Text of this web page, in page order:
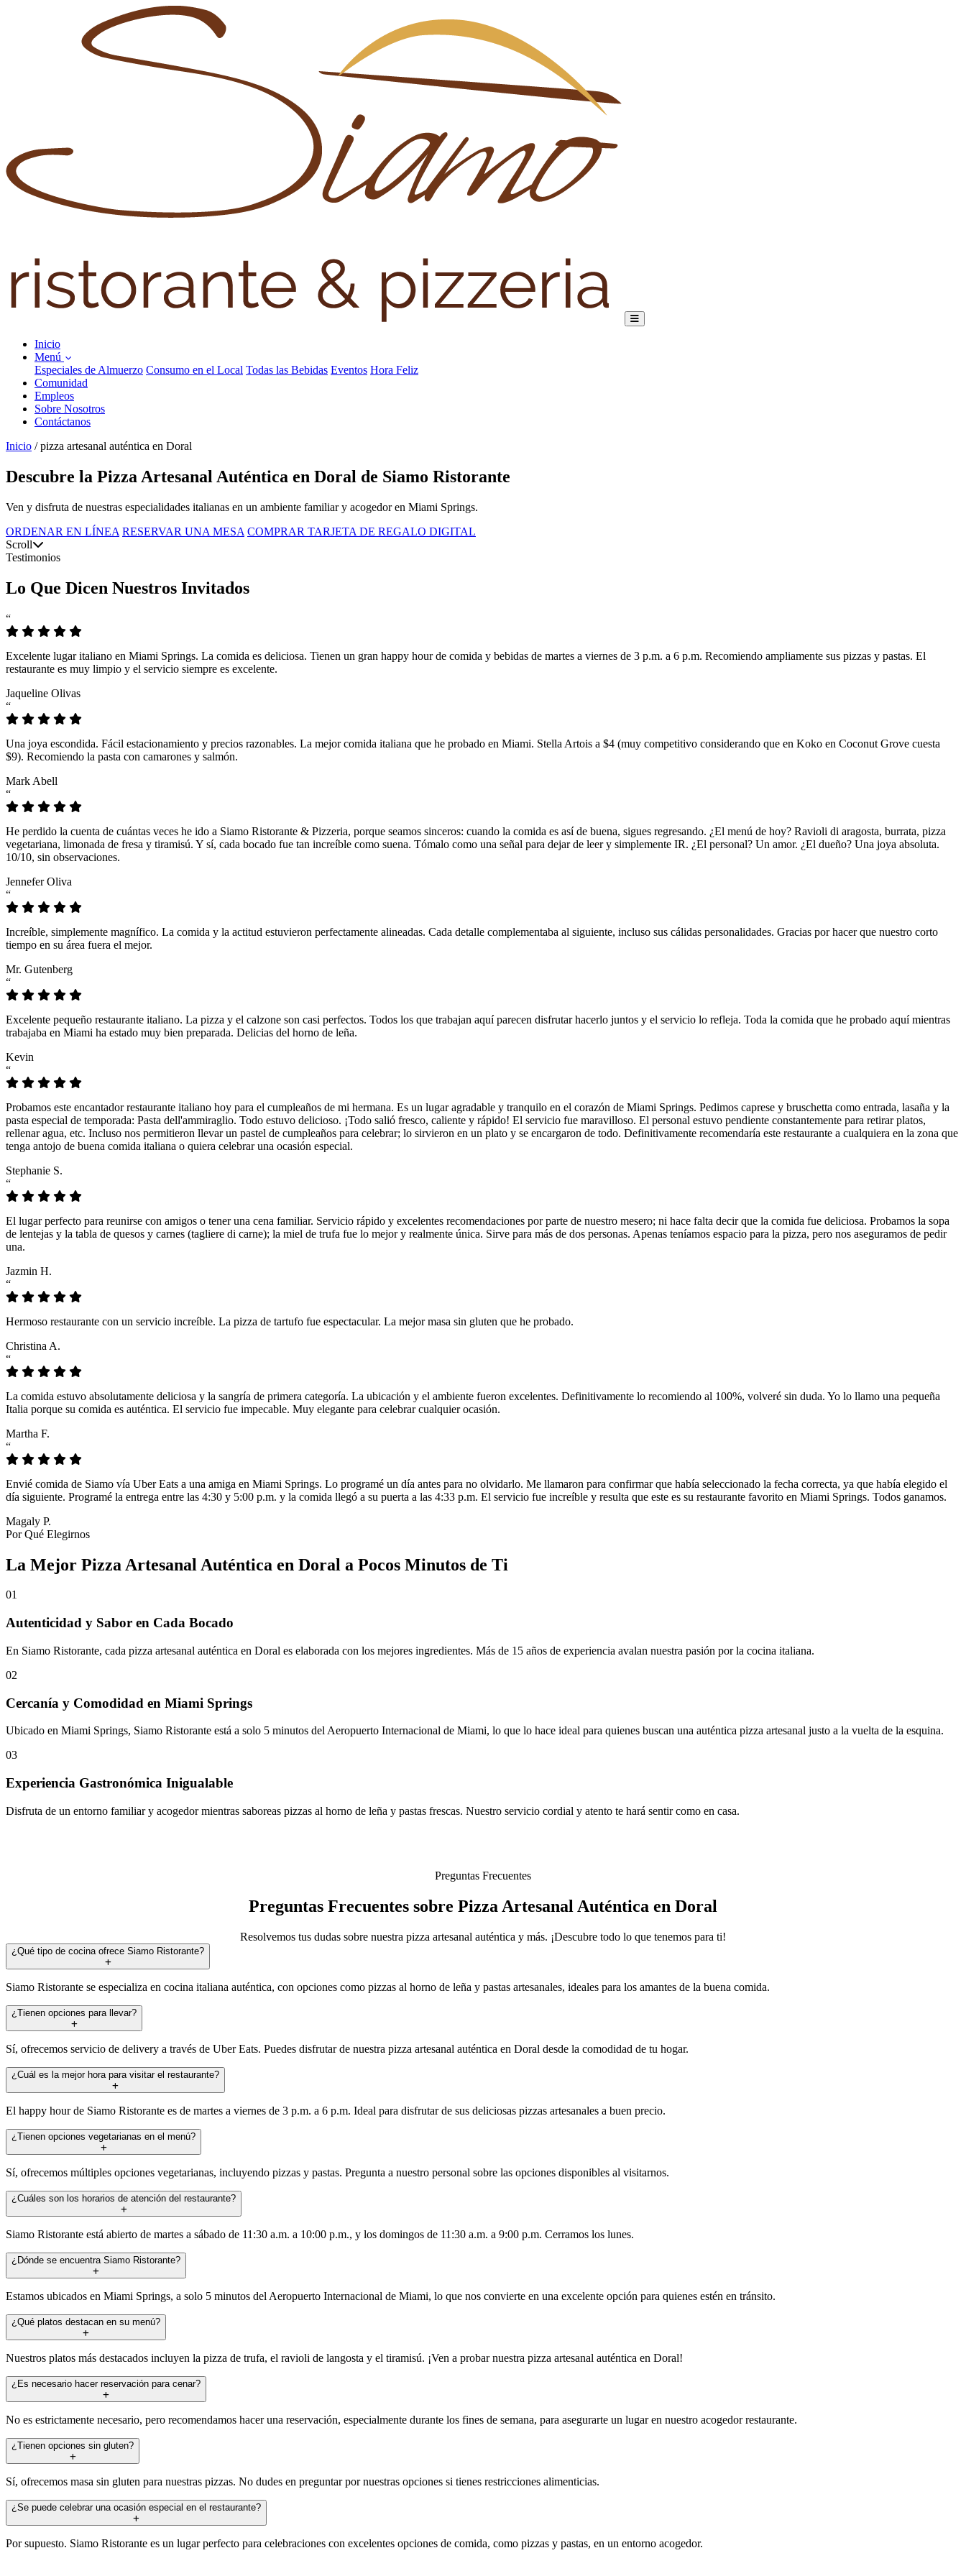
Inicio
Menú
Especiales de Almuerzo Consumo en el Local Todas las Bebidas Eventos Hora Feliz
Comunidad
Empleos
Sobre Nosotros
Contáctanos
Inicio / pizza artesanal auténtica en Doral
Descubre la Pizza Artesanal Auténtica en Doral de Siamo Ristorante
Ven y disfruta de nuestras especialidades italianas en un ambiente familiar y acogedor en Miami Springs.
ORDENAR EN LÍNEA RESERVAR UNA MESA COMPRAR TARJETA DE REGALO DIGITAL
Scroll
Testimonios
Lo Que Dicen Nuestros Invitados
“
Excelente lugar italiano en Miami Springs. La comida es deliciosa. Tienen un gran happy hour de comida y bebidas de martes a viernes de 3 p.m. a 6 p.m. Recomiendo ampliamente sus pizzas y pastas. El
restaurante es muy limpio y el servicio siempre es excelente.
Jaqueline Olivas
“
Una joya escondida. Fácil estacionamiento y precios razonables. La mejor comida italiana que he probado en Miami. Stella Artois a $4 (muy competitivo considerando que en Koko en Coconut Grove cuesta
$9). Recomiendo la pasta con camarones y salmón.
Mark Abell
“
He perdido la cuenta de cuántas veces he ido a Siamo Ristorante & Pizzeria, porque seamos sinceros: cuando la comida es así de buena, sigues regresando. ¿El menú de hoy? Ravioli di aragosta, burrata, pizza
vegetariana, limonada de fresa y tiramisú. Y sí, cada bocado fue tan increíble como suena. Tómalo como una señal para dejar de leer y simplemente IR. ¿El personal? Un amor. ¿El dueño? Una joya absoluta.
10/10, sin observaciones.
Jennefer Oliva
“
Increíble, simplemente magnífico. La comida y la actitud estuvieron perfectamente alineadas. Cada detalle complementaba al siguiente, incluso sus cálidas personalidades. Gracias por hacer que nuestro corto
tiempo en su área fuera el mejor.
Mr. Gutenberg
“
Excelente pequeño restaurante italiano. La pizza y el calzone son casi perfectos. Todos los que trabajan aquí parecen disfrutar hacerlo juntos y el servicio lo refleja. Toda la comida que he probado aquí mientras
trabajaba en Miami ha estado muy bien preparada. Delicias del horno de leña.
Kevin
“
Probamos este encantador restaurante italiano hoy para el cumpleaños de mi hermana. Es un lugar agradable y tranquilo en el corazón de Miami Springs. Pedimos caprese y bruschetta como entrada, lasaña y la
pasta especial de temporada: Pasta dell'ammiraglio. Todo estuvo delicioso. ¡Todo salió fresco, caliente y rápido! El servicio fue maravilloso. El personal estuvo pendiente constantemente para retirar platos,
rellenar agua, etc. Incluso nos permitieron llevar un pastel de cumpleaños para celebrar; lo sirvieron en un plato y se encargaron de todo. Definitivamente recomendaría este restaurante a cualquiera en la zona que
tenga antojo de buena comida italiana o quiera celebrar una ocasión especial.
Stephanie S.
“
El lugar perfecto para reunirse con amigos o tener una cena familiar. Servicio rápido y excelentes recomendaciones por parte de nuestro mesero; ni hace falta decir que la comida fue deliciosa. Probamos la sopa
de lentejas y la tabla de quesos y carnes (tagliere di carne); la miel de trufa fue lo mejor y realmente única. Sirve para más de dos personas. Apenas teníamos espacio para la pizza, pero nos aseguramos de pedir
una.
Jazmin H.
“
Hermoso restaurante con un servicio increíble. La pizza de tartufo fue espectacular. La mejor masa sin gluten que he probado.
Christina A.
“
La comida estuvo absolutamente deliciosa y la sangría de primera categoría. La ubicación y el ambiente fueron excelentes. Definitivamente lo recomiendo al 100%, volveré sin duda. Yo lo llamo una pequeña
Italia porque su comida es auténtica. El servicio fue impecable. Muy elegante para celebrar cualquier ocasión.
Martha F.
“
Envié comida de Siamo vía Uber Eats a una amiga en Miami Springs. Lo programé un día antes para no olvidarlo. Me llamaron para confirmar que había seleccionado la fecha correcta, ya que había elegido el
día siguiente. Programé la entrega entre las 4:30 y 5:00 p.m. y la comida llegó a su puerta a las 4:33 p.m. El servicio fue increíble y resulta que este es su restaurante favorito en Miami Springs. Todos ganamos.
Magaly P.
Por Qué Elegirnos
La Mejor Pizza Artesanal Auténtica en Doral a Pocos Minutos de Ti
01
Autenticidad y Sabor en Cada Bocado
En Siamo Ristorante, cada pizza artesanal auténtica en Doral es elaborada con los mejores ingredientes. Más de 15 años de experiencia avalan nuestra pasión por la cocina italiana.
02
Cercanía y Comodidad en Miami Springs
Ubicado en Miami Springs, Siamo Ristorante está a solo 5 minutos del Aeropuerto Internacional de Miami, lo que lo hace ideal para quienes buscan una auténtica pizza artesanal justo a la vuelta de la esquina.
03
Experiencia Gastronómica Inigualable
Disfruta de un entorno familiar y acogedor mientras saboreas pizzas al horno de leña y pastas frescas. Nuestro servicio cordial y atento te hará sentir como en casa.
Preguntas Frecuentes
Preguntas Frecuentes sobre Pizza Artesanal Auténtica en Doral
Resolvemos tus dudas sobre nuestra pizza artesanal auténtica y más. ¡Descubre todo lo que tenemos para ti!
¿Qué tipo de cocina ofrece Siamo Ristorante?
Siamo Ristorante se especializa en cocina italiana auténtica, con opciones como pizzas al horno de leña y pastas artesanales, ideales para los amantes de la buena comida.
¿Tienen opciones para llevar?
Sí, ofrecemos servicio de delivery a través de Uber Eats. Puedes disfrutar de nuestra pizza artesanal auténtica en Doral desde la comodidad de tu hogar.
¿Cuál es la mejor hora para visitar el restaurante?
El happy hour de Siamo Ristorante es de martes a viernes de 3 p.m. a 6 p.m. Ideal para disfrutar de sus deliciosas pizzas artesanales a buen precio.
¿Tienen opciones vegetarianas en el menú?
Sí, ofrecemos múltiples opciones vegetarianas, incluyendo pizzas y pastas. Pregunta a nuestro personal sobre las opciones disponibles al visitarnos.
¿Cuáles son los horarios de atención del restaurante?
Siamo Ristorante está abierto de martes a sábado de 11:30 a.m. a 10:00 p.m., y los domingos de 11:30 a.m. a 9:00 p.m. Cerramos los lunes.
¿Dónde se encuentra Siamo Ristorante?
Estamos ubicados en Miami Springs, a solo 5 minutos del Aeropuerto Internacional de Miami, lo que nos convierte en una excelente opción para quienes estén en tránsito.
¿Qué platos destacan en su menú?
Nuestros platos más destacados incluyen la pizza de trufa, el ravioli de langosta y el tiramisú. ¡Ven a probar nuestra pizza artesanal auténtica en Doral!
¿Es necesario hacer reservación para cenar?
No es estrictamente necesario, pero recomendamos hacer una reservación, especialmente durante los fines de semana, para asegurarte un lugar en nuestro acogedor restaurante.
¿Tienen opciones sin gluten?
Sí, ofrecemos masa sin gluten para nuestras pizzas. No dudes en preguntar por nuestras opciones si tienes restricciones alimenticias.
¿Se puede celebrar una ocasión especial en el restaurante?
Por supuesto. Siamo Ristorante es un lugar perfecto para celebraciones con excelentes opciones de comida, como pizzas y pastas, en un entorno acogedor.